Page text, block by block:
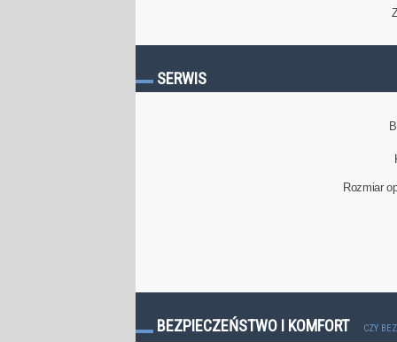
SERWIS
Rozmiar
BEZPIECZEŃSTWO I KOMFORT CZY